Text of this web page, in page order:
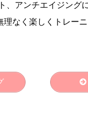
アンチエイジング
なく楽しくトレー